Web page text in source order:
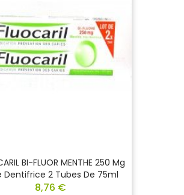
BI-FLUOR MENTHE 250 Mg
Dentifrice 2 Tubes De 75ml
8,76 €